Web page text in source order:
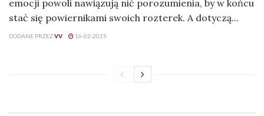
emocji powoli nawiązują nić porozumienia, by w końcu
stać się powiernikami swoich rozterek. A dotyczą...
DODANE PRZEZVV 16-02-2025